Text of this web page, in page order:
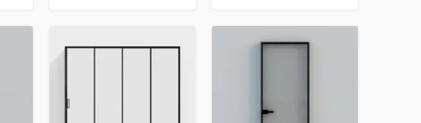
收藏 收藏